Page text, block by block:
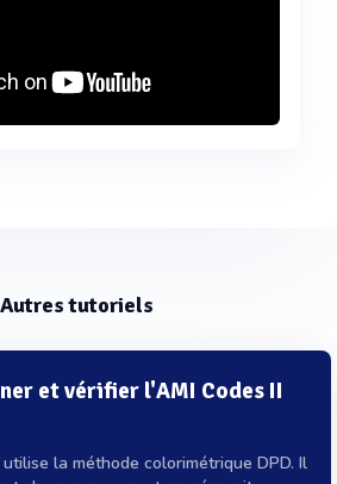
Autres tutoriels
et vérifier l'AMI Codes II
utilise la méthode colorimétrique DPD. Il